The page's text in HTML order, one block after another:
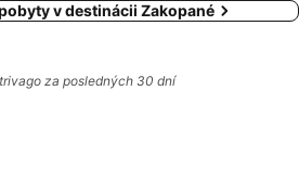
v destinácii Zakopané
za posledných 30 dní